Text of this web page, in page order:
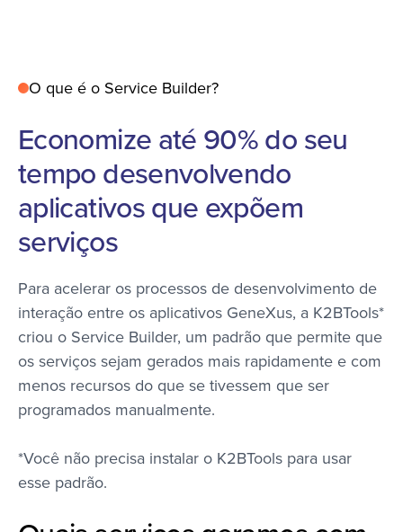
O que é o Service Builder?
Economize até 90% do seu
tempo desenvolvendo
aplicativos que expõem
serviços
Para acelerar os processos de desenvolvimento de
interação entre os aplicativos GeneXus, a K2BTools*
criou o Service Builder, um padrão que permite que
os serviços sejam gerados mais rapidamente e com
menos recursos do que se tivessem que ser
programados manualmente.
*Você não precisa instalar o K2BTools para usar
esse padrão.